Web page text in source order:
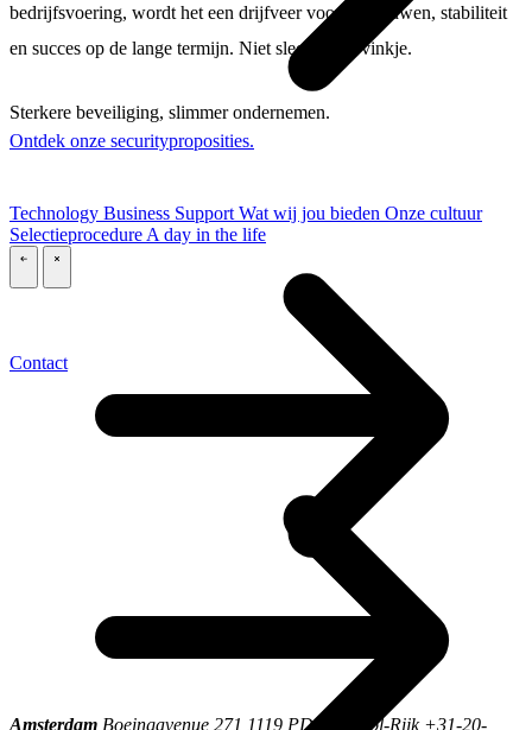
Technology Business Support Wat wij jou bieden Onze cultuur
Selectieprocedure A day in the life
Contact
bedrijfsvoering, wordt het een drijfveer voor vertrouwen, stabiliteit
en succes op de lange termijn. Niet slechts een vinkje.
Sterkere beveiliging, slimmer ondernemen.
Ontdek onze securityproposities.
Amsterdam Boeingavenue 271 1119 PD Schiphol-Rijk +31-20-